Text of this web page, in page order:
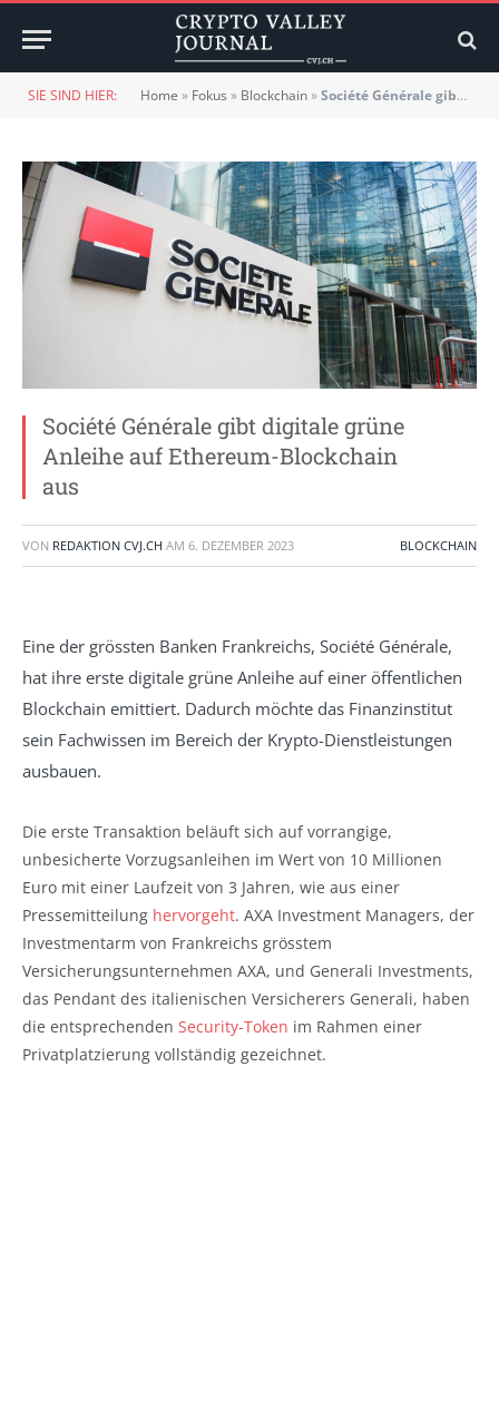
SIE SIND HIER: Home » Fokus » Blockchain»Société Générale gibt digitale grüne Anleihe auf Ethereum-Blockchain aus
Société Générale gibt digitale grüne
Anleihe auf Ethereum-Blockchain
aus
VON REDAKTION CVJ.CH AM 6. DEZEMBER 2023 BLOCKCHAIN
Eine der grössten Banken Frankreichs, Société Générale,
hat ihre erste digitale grüne Anleihe auf einer öffentlichen
Blockchain emittiert. Dadurch möchte das Finanzinstitut
sein Fachwissen im Bereich der Krypto-Dienstleistungen
ausbauen.
Die erste Transaktion beläuft sich auf vorrangige,
unbesicherte Vorzugsanleihen im Wert von 10 Millionen
Euro mit einer Laufzeit von 3 Jahren, wie aus einer
Pressemitteilung hervorgeht. AXA Investment Managers, der
Investmentarm von Frankreichs grösstem
Versicherungsunternehmen AXA, und Generali Investments,
das Pendant des italienischen Versicherers Generali, haben
die entsprechenden Security-Token im Rahmen einer
Privatplatzierung vollständig gezeichnet.